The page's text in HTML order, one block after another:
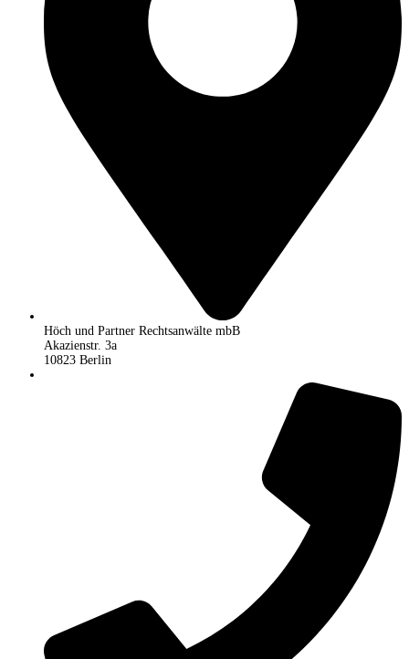
Höch und Partner Rechtsanwälte mbB
Akazienstr. 3a
10823 Berlin